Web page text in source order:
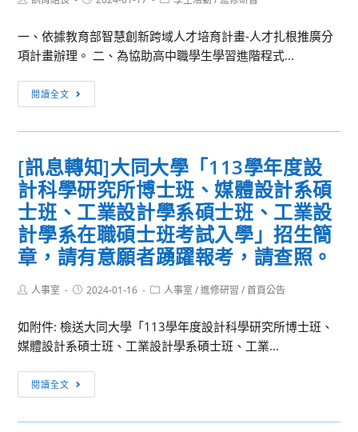
務
人
薦
官
等
訓
練
課
程
配
表
1
仁
理
之
校
師
第
二
專
長
學
分
招
生
請
有
範
大
學
學
推
廣
教
育
課
程
「日
會
話
班」、
一、依據教育部智慧創新跨域人才培育計畫-人才扎根推廣分
項計畫辦理。 二、為協助高中職學生學習進階程式...
閱讀全文
息
轉
台
師
大
113
年
春
式
設
階
[訊息轉知]大同大學「113學年度設
計科學研究所博士班、媒體設計系碩
士班、工業設計學系碩士班、工業設
計學系在職碩士班考試入學」招生簡
章，請有意願者踴躍報考，請查照。
Post人事室
Post2024-01-16
Post人事室 / 進修研習 / 首頁公告
如附件: 檢送大同大學「113學年度設計科學研究所博士班、
媒體設計系碩士班、工業設計學系碩士班、工業...
閱讀全文
息
轉